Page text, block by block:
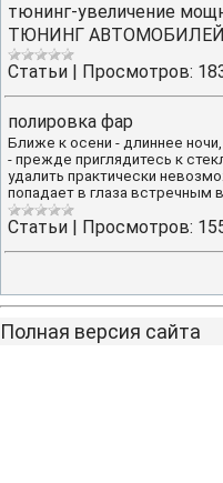
тюнинг-увеличение
ТЮНИНГ АВТОМОБИЛЕЙ
Cтатьи | Просмотров:
полировка фар
Ближе к осени - длиннее
- прежде приглядитесь к
удалить практически
попадает в глаза встречным
Cтатьи | Просмотров:
Полная версия сайта